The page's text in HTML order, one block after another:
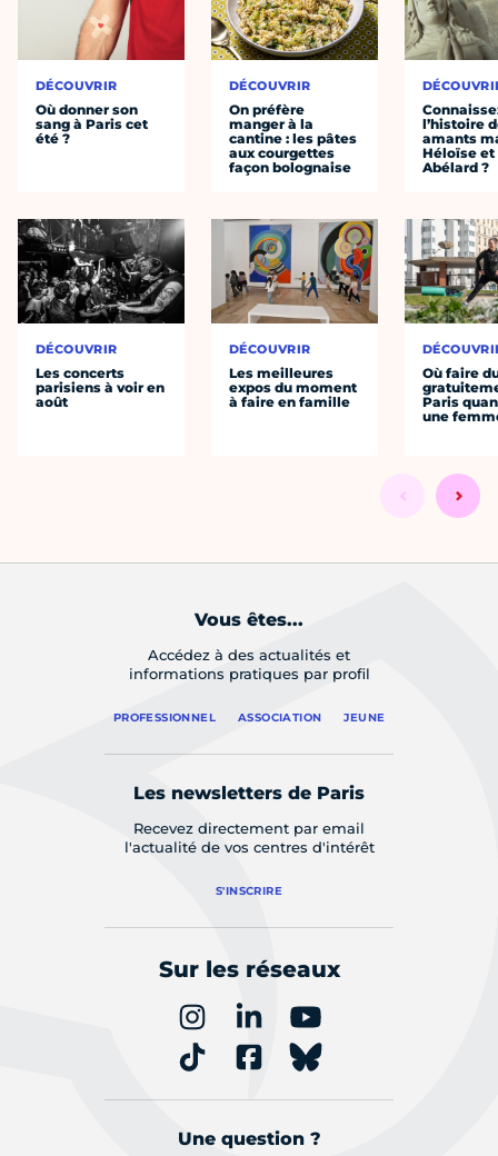
DÉCOUVRIR
Où donner son
sang à Paris cet
été ?
DÉCOUVRIR
Les concerts
parisiens à voir en
août
DÉCOUVRIR
On préfère
manger à la
cantine : les pâtes
aux courgettes
façon bolognaise
DÉCOUVRIR
Les meilleures
expos du moment
à faire en famille
l’histoire
amants
Héloïse et
Abélard ?
Où faire
Paris
une
Vous êtes...
Accédez à des actualités et
informations pratiques par profil
PROFESSIONNEL ASSOCIATION JEUNE
Les newsletters de Paris
Recevez directement par email
l'actualité de vos centres d'intérêt
S'INSCRIRE
Sur les réseaux
Une question ?